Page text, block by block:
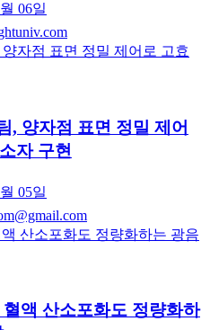
06일
, 양자점 표면 정밀 제어
자 구현
05일
액 산소포화도 정량화하